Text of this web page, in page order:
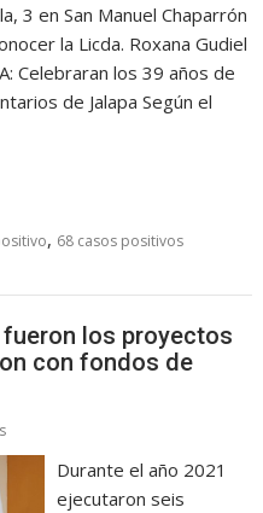
3 en San Manuel Chaparrón
la Licda. Roxana Gudiel
Celebraran los 39 años de
de Jalapa Según el
, 68 casos positivos
los proyectos
con fondos de
Durante el año 2021
ejecutaron seis